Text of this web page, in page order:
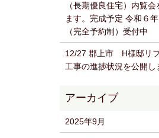
（長期優良住宅）内覧会
ます。完成予定 令和６年
（完全予約制）受付中
12/27 郡上市 H様邸リ
工事の進捗状況を公開し
2025年9月